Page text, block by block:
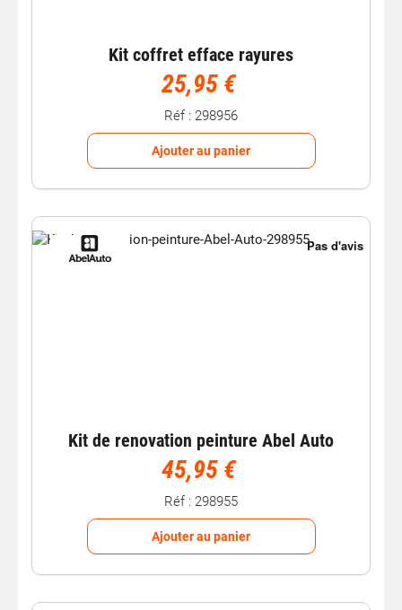
Kit coffret efface rayures
25,95 €
Réf : 298956
Ajouter au panier
Kit de renovation peinture Abel Auto
45,95 €
Réf : 298955
Ajouter au panier